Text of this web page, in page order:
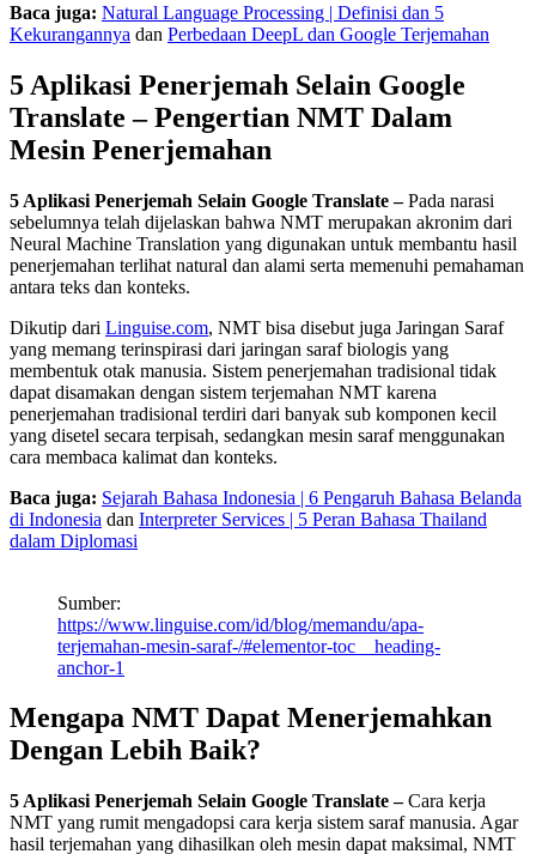
Baca juga: Natural Language Processing | Definisi dan 5
Kekurangannya dan Perbedaan DeepL dan Google Terjemahan
5 Aplikasi Penerjemah Selain Google
Translate – Pengertian NMT Dalam
Mesin Penerjemahan
5 Aplikasi Penerjemah Selain Google Translate –Pada narasi
sebelumnya telah dijelaskan bahwa NMT merupakan akronim dari
Neural Machine Translation yang digunakan untuk membantu hasil
penerjemahan terlihat natural dan alami serta memenuhi pemahaman
antara teks dan konteks.
Dikutip dari Linguise.com, NMT bisa disebut juga Jaringan Saraf
yang memang terinspirasi dari jaringan saraf biologis yang
membentuk otak manusia. Sistem penerjemahan tradisional tidak
dapat disamakan dengan sistem terjemahan NMT karena
penerjemahan tradisional terdiri dari banyak sub komponen kecil
yang disetel secara terpisah, sedangkan mesin saraf menggunakan
cara membaca kalimat dan konteks.
Baca juga: Sejarah Bahasa Indonesia | 6 Pengaruh Bahasa Belanda
di Indonesia dan Interpreter Services | 5 Peran Bahasa Thailand
dalam Diplomasi
Sumber:
https://www.linguise.com/id/blog/memandu/apa-
terjemahan-mesin-saraf-/#elementor-toc__heading-
anchor-1
Mengapa NMT Dapat Menerjemahkan
Dengan Lebih Baik?
5 Aplikasi Penerjemah Selain Google Translate –Cara kerja
NMT yang rumit mengadopsi cara kerja sistem saraf manusia. Agar
hasil terjemahan yang dihasilkan oleh mesin dapat maksimal, NMT